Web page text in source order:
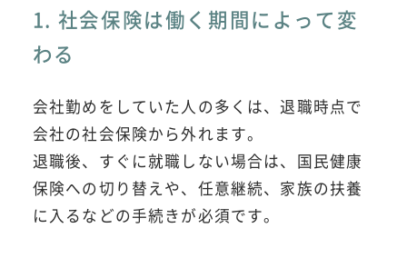
1. 社会保険は働く期間によって変
わる
会社勤めをしていた人の多くは、退職時点で
会社の社会保険から外れます。
退職後、すぐに就職しない場合は、国民健康
保険への切り替えや、任意継続、家族の扶養
に入るなどの手続きが必須です。